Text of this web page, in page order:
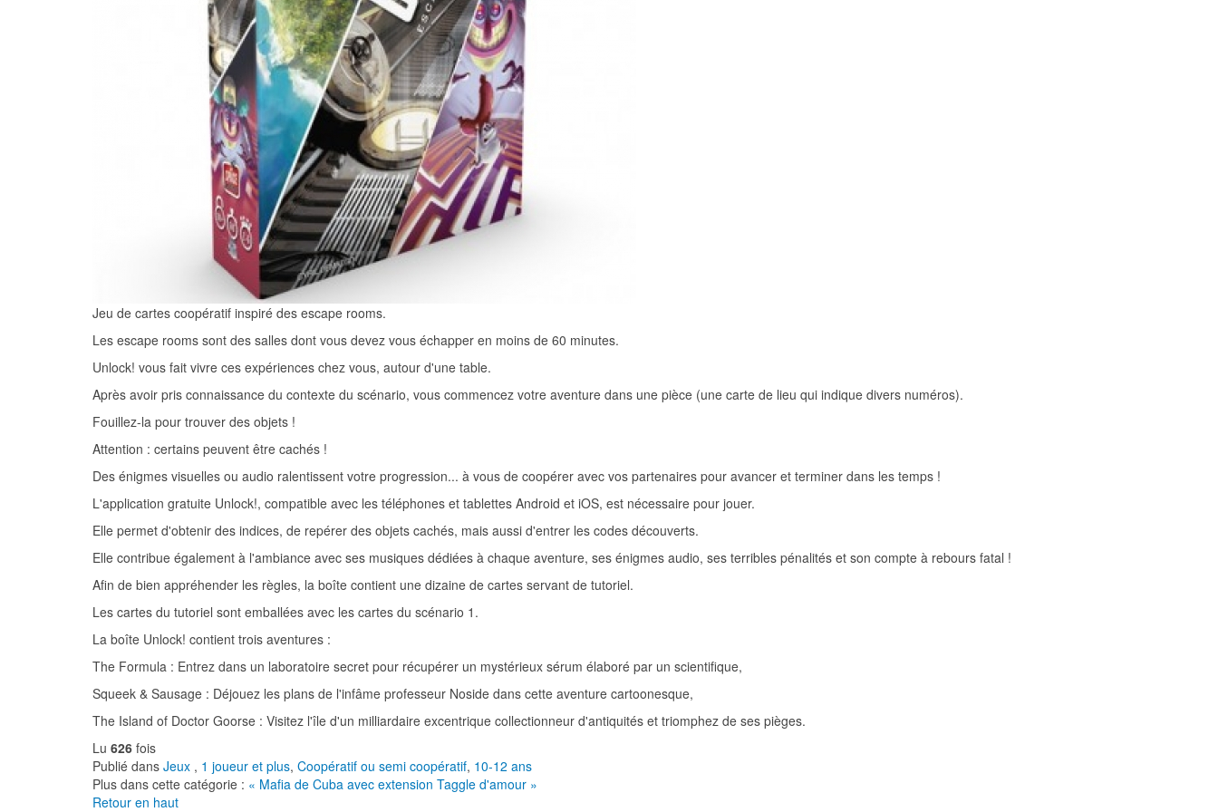
Jeu de cartes coopératif inspiré des escape rooms.
Les escape rooms sont des salles dont vous devez vous échapper en moins de 60 minutes.
Unlock! vous fait vivre ces expériences chez vous, autour d'une table.
Après avoir pris connaissance du contexte du scénario, vous commencez votre aventure dans une pièce (une carte de lieu qui indique divers numéros).
Fouillez-la pour trouver des objets !
Attention : certains peuvent être cachés !
Des énigmes visuelles ou audio ralentissent votre progression... à vous de coopérer avec vos partenaires pour avancer et terminer dans les temps !
L'application gratuite Unlock!, compatible avec les téléphones et tablettes Android et iOS, est nécessaire pour jouer.
Elle permet d'obtenir des indices, de repérer des objets cachés, mais aussi d'entrer les codes découverts.
Elle contribue également à l'ambiance avec ses musiques dédiées à chaque aventure, ses énigmes audio, ses terribles pénalités et son compte à rebours fatal !
Afin de bien appréhender les règles, la boîte contient une dizaine de cartes servant de tutoriel.
Les cartes du tutoriel sont emballées avec les cartes du scénario 1.
La boîte Unlock! contient trois aventures :
The Formula : Entrez dans un laboratoire secret pour récupérer un mystérieux sérum élaboré par un scientifique,
Squeek & Sausage : Déjouez les plans de l'infâme professeur Noside dans cette aventure cartoonesque,
The Island of Doctor Goorse : Visitez l'île d'un milliardaire excentrique collectionneur d'antiquités et triomphez de ses pièges.
Lu 626 fois
Publié dans Jeux , 1 joueur et plus, Coopératif ou semi coopératif, 10-12 ans
Plus dans cette catégorie : « Mafia de Cuba avec extension Taggle d'amour »
Retour en haut